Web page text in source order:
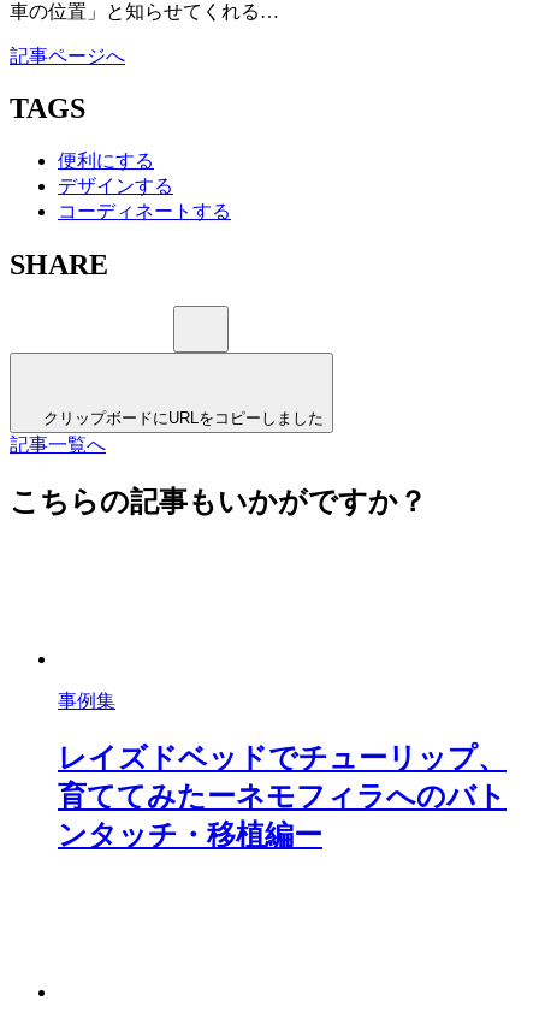
車の位置」と知らせてくれる…
記事ページへ
TAGS
便利にする
デザインする
コーディネートする
SHARE
クリップボードにURLをコピーしました
記事一覧へ
こちらの記事もいかがですか？
事例集
レイズドベッドでチューリップ、
育ててみたーネモフィラへのバト
ンタッチ・移植編ー